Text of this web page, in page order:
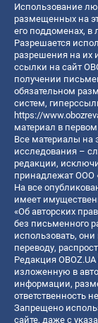
Использование
размещенных на
его поддоменах, в
Разрешается
разрешения на их
ссылки на сайт
получении
обязательном
систем,
https://
материал в
Все материалы на
исследования –
редакции,
принадлежат ООО
На все
имеет
«Об авторских
без письменного
использовать,
переводу,
Редакция
изложенную в
информации,
ответственность
Запрещено
сайте, даже с